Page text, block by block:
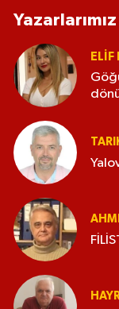
Yazarlarımız